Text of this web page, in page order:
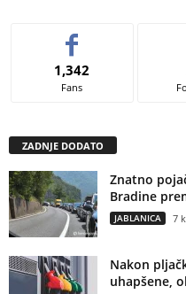
1,342
Fans
ZADNJE DODATO
Znatno
Bradine
JABLANICA 7
Nakon
uhapšene,